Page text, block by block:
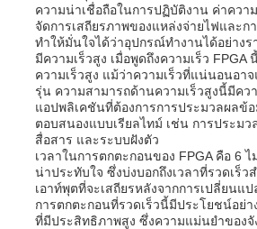
หน้าแรก
สินค้า
วิดีโอ
ความน่าเชื่อถือในการปฏิบัติงาน ค่าควา
จัดการเสถียรภาพของแหล่งจ่ายไฟและก
ทำให้มั่นใจได้ว่าอุปกรณ์ทำงานได้อย่าง
มีความเร็วสูง เมื่อพูดถึงความเร็ว FPGA
ความเร็วสูง แม้ว่าความเร็วที่แน่นอนอา
รุ่น ความสามารถด้านความเร็วสูงนี้มีคว
แอปพลิเคชันที่ต้องการการประมวลผลข้
ตอบสนองแบบเรียลไทม์ เช่น การประม
สื่อสาร และระบบฝังตัว
เวลาในการตกตะกอนของ FPGA คือ 6
น่าประทับใจ ซึ่งบ่งบอกถึงเวลาที่รวดเร็
เอาท์พุตที่จะเสถียรหลังจากการเปลี่ยนแ
การตกตะกอนที่รวดเร็วนี้มีประโยชน์อย่
ที่มีประสิทธิภาพสูง ซึ่งความแม่นยำของจั